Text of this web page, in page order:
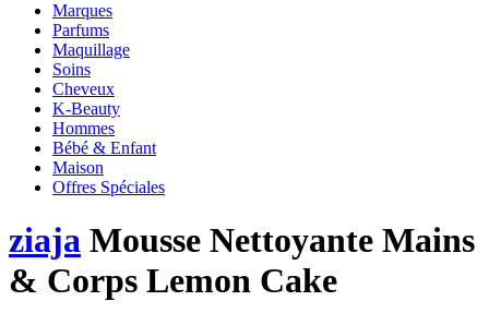
Marques
Parfums
Maquillage
Soins
Cheveux
K-Beauty
Hommes
Bébé & Enfant
Maison
Offres Spéciales
ziaja Mousse Nettoyante Mains
& Corps Lemon Cake